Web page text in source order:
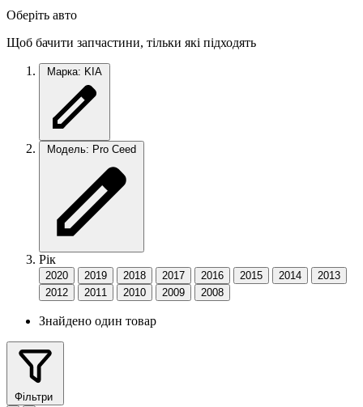
Оберіть авто
Щоб бачити запчастини, тільки які підходять
Марка: KIA
Модель: Pro Ceed
Рік
2020 2019 2018 2017 2016 2015 2014
2013
2012
2011 2010 2009 2008
Знайдено один товар
Фільтри